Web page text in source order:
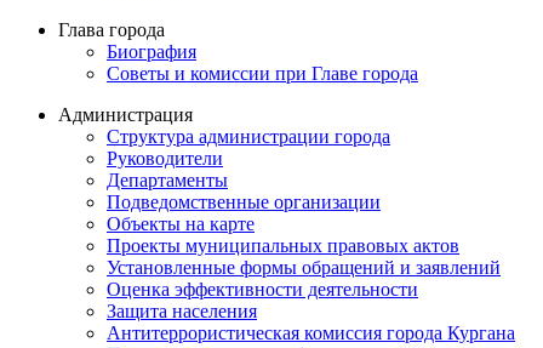
Глава города
Биография
Советы и комиссии при Главе города
Администрация
Структура администрации города
Руководители
Департаменты
Подведомственные организации
Объекты на карте
Проекты муниципальных правовых актов
Установленные формы обращений и заявлений
Оценка эффективности деятельности
Защита населения
Антитеррористическая комиссия города Кургана